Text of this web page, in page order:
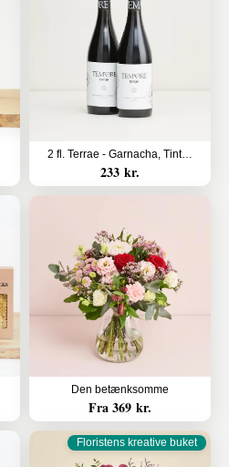
2 fl. Terrae - Garnacha, Tinto økologisk rødvin
233 kr.
Den betænksomme
Fra 369 kr.
Floristens kreative buket